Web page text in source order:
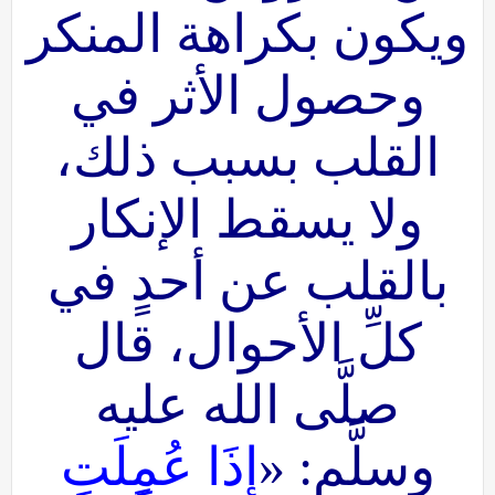
ويكون بكراهة المنكر
وحصول الأثر في
القلب بسبب ذلك،
ولا يسقط الإنكار
بالقلب عن أحدٍ في
كلِّ الأحوال، قال
صلَّى الله عليه
وسلَّم: « إِذَا عُمِلَتِ